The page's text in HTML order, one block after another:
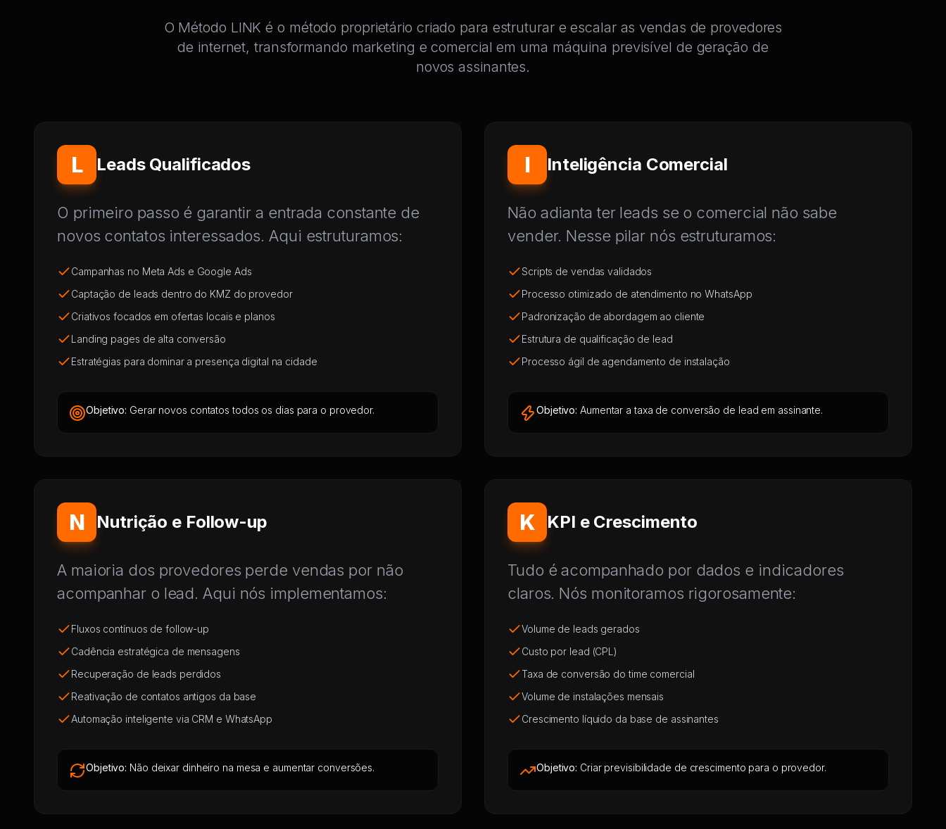
O Método LINK é o método proprietário criado para estruturar e escalar as vendas de provedores
de internet, transformando marketing e comercial em uma máquina previsível de geração de
novos assinantes.
L Leads Qualificados
O primeiro passo é garantir a entrada constante de
novos contatos interessados. Aqui estruturamos:
Campanhas no Meta Ads e Google Ads
Captação de leads dentro do KMZ do provedor
Criativos focados em ofertas locais e planos
Landing pages de alta conversão
Estratégias para dominar a presença digital na cidade
Objetivo: Gerar novos contatos todos os dias para o provedor.
I Inteligência Comercial
Não adianta ter leads se o comercial não sabe
vender. Nesse pilar nós estruturamos:
Scripts de vendas validados
Processo otimizado de atendimento no WhatsApp
Padronização de abordagem ao cliente
Estrutura de qualificação de lead
Processo ágil de agendamento de instalação
Objetivo: Aumentar a taxa de conversão de lead em assinante.
N Nutrição e Follow-up
A maioria dos provedores perde vendas por não
acompanhar o lead. Aqui nós implementamos:
Fluxos contínuos de follow-up
Cadência estratégica de mensagens
Recuperação de leads perdidos
Reativação de contatos antigos da base
Automação inteligente via CRM e WhatsApp
Objetivo: Não deixar dinheiro na mesa e aumentar conversões.
K KPI e Crescimento
Tudo é acompanhado por dados e indicadores
claros. Nós monitoramos rigorosamente:
Volume de leads gerados
Custo por lead (CPL)
Taxa de conversão do time comercial
Volume de instalações mensais
Crescimento líquido da base de assinantes
Objetivo: Criar previsibilidade de crescimento para o provedor.